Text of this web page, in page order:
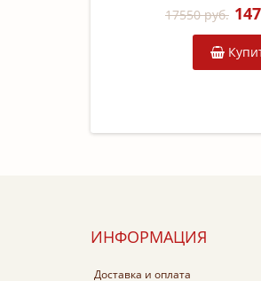
тенсель, 39%
17550 руб.
ИНФОРМАЦИЯ
Доставка и оплата